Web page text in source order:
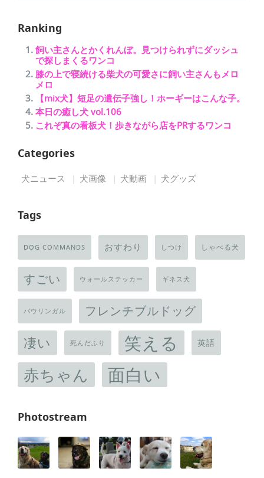
Ranking
飼い主さんとかくれんぼ。見つけられずにダッシュ
で探しまくるワンコ
膝の上で寝続ける柴犬の可愛さに飼い主さんもメロ
メロ
【mix犬】短足の遺伝子強し！ホーギーはこんな子。
本日の癒し犬 vol.106
これぞ真の看板犬！歩きながら店をPRするワンコ
Categories
犬ニュース 犬画像 犬動画 犬グッズ
Tags
DOG COMMANDS おすわり しつけ しゃべる犬
すごい ウォールステッカー ギネス犬
バウリンガル フレンチブルドッグ
凄い 死んだふり 笑える 英語
赤ちゃん 面白い
Photostream